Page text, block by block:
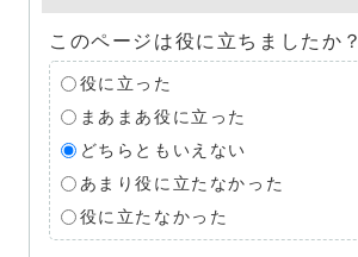
このページは役に立ちましたか？
役に立った
まあまあ役に立った
どちらともいえない
あまり役に立たなかった
役に立たなかった